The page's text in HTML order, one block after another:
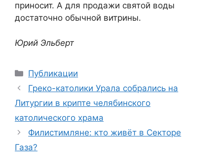
приносит. А для продажи святой воды
достаточно обычной витрины.
Юрий Эльберт
Рубрики
Публикации
Греко-католики Урала собрались на
Литургии в крипте челябинского
католического храма
Филистимляне: кто живёт в Секторе
Газа?